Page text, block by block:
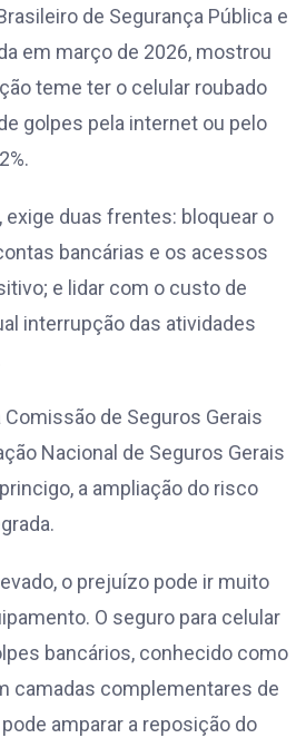
de Segurança Pública e
em março de 2026, mostrou
teme ter o celular roubado
golpes pela internet ou pelo
exige duas frentes: bloquear o
bancárias e os acessos
e lidar com o custo de
interrupção das atividades
de Seguros Gerais
Nacional de Seguros Gerais
a ampliação do risco
o prejuízo pode ir muito
O seguro para celular
bancários, conhecido como
camadas complementares de
amparar a reposição do